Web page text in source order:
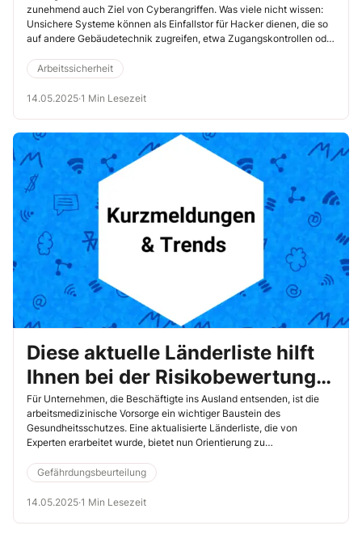
zunehmend auch Ziel von Cyberangriffen. Was viele nicht wissen:
Unsichere Systeme können als Einfallstor für Hacker dienen, die so
auf andere Gebäudetechnik zugreifen, etwa Zugangskontrollen oder
sicherheitskritischen Bereichen wie Krankenhäusern.
Arbeitssicherheit
14.05.2025·1 Min Lesezeit
Diese aktuelle Länderliste hilft
Ihnen bei der Risikobewertung
für Geschäftsreisen
Für Unternehmen, die Beschäftigte ins Ausland entsenden, ist die
arbeitsmedizinische Vorsorge ein wichtiger Baustein des
Gesundheitsschutzes. Eine aktualisierte Länderliste, die von
Experten erarbeitet wurde, bietet nun Orientierung zu
in 232 Ländern und Regionen. Sie unterscheidet drei
Gefährdungsstufen und hilft Ihnen, das Risiko von Dienstreisen
gezielt einzuschätzen.
Gefährdungsbeurteilung
14.05.2025·1 Min Lesezeit